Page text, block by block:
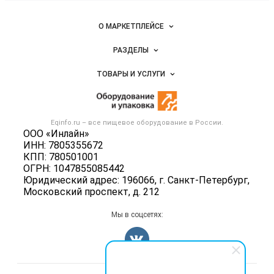
Важные разделы и контакты
Eqinfo.ru – все пищевое оборудование в России.
ООО «Инлайн»
ИНН: 7805355672
КПП: 780501001
ОГРН: 1047855085442
Юридический адрес: 196066, г. Санкт-Петербург,
Московский проспект, д. 212
Навигация по сайтуО МАРКЕТПЛЕЙСЕ
Новости Eqinfo.ru
Размещение рекламы
Публичная оферта
Контактная информация
Политика обработки персональных данных
РАЗДЕЛЫ
Объявления
Вакансии
Блог
ТОВАРЫ И УСЛУГИ
Оборудование для пищепрома
Тара и упаковка
Б/у оборудование
Информация о компаниях
Добавить объявление
Карта объявлений
Мы в соцсетях: